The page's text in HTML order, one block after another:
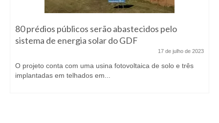
80 prédios públicos serão abastecidos pelo
sistema de energia solar do GDF
17 de julho de 2023
O projeto conta com uma usina fotovoltaica de solo e três
implantadas em telhados em...